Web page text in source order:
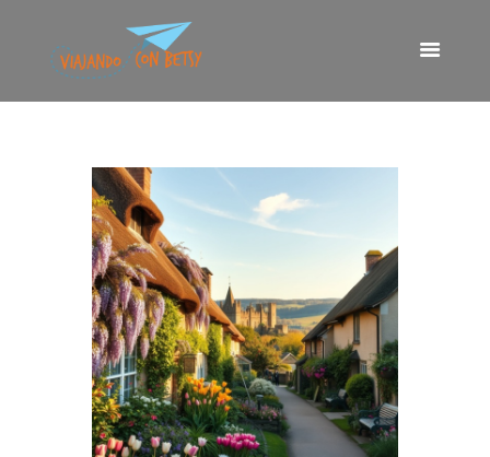
Viajando con Betsy
Inicio
Blog
Europa
América
Asia
Quienes Somos
Contacto